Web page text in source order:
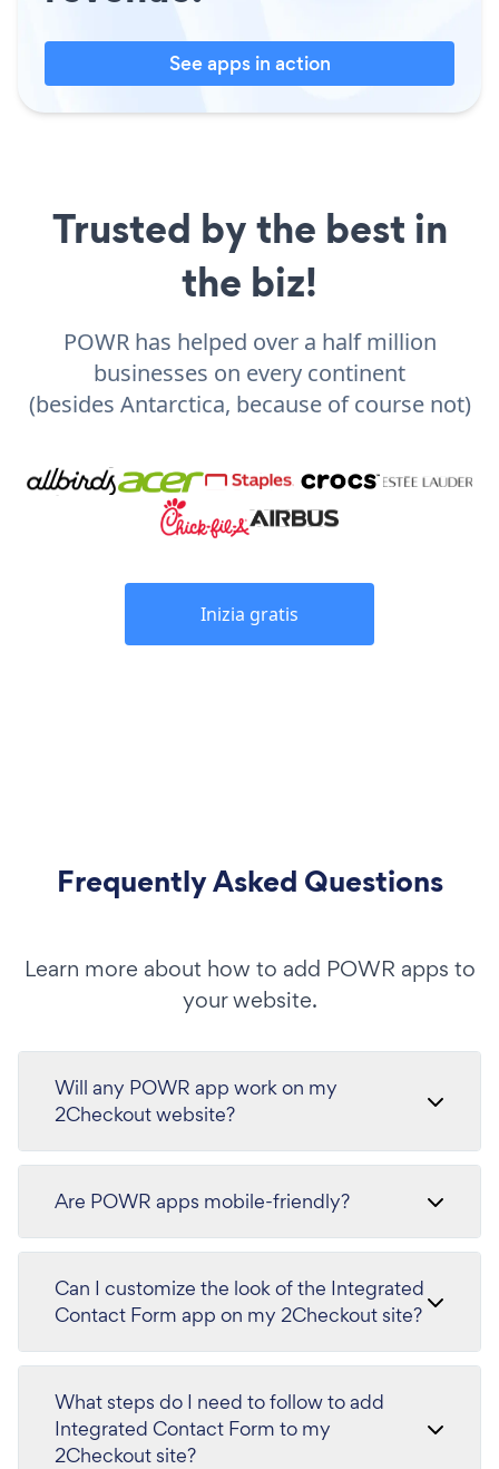
See apps in action
Trusted by the best in
the biz!
POWR has helped over a half million
businesses on every continent
(besides Antarctica, because of course not)
Inizia gratis
Frequently Asked Questions
Learn more about how to add POWR apps to
your website.
Will any POWR app work on my
2Checkout website?
Are POWR apps mobile-friendly?
Can I customize the look of the Integrated
Contact Form app on my 2Checkout site?
What steps do I need to follow to add
Integrated Contact Form to my
2Checkout site?